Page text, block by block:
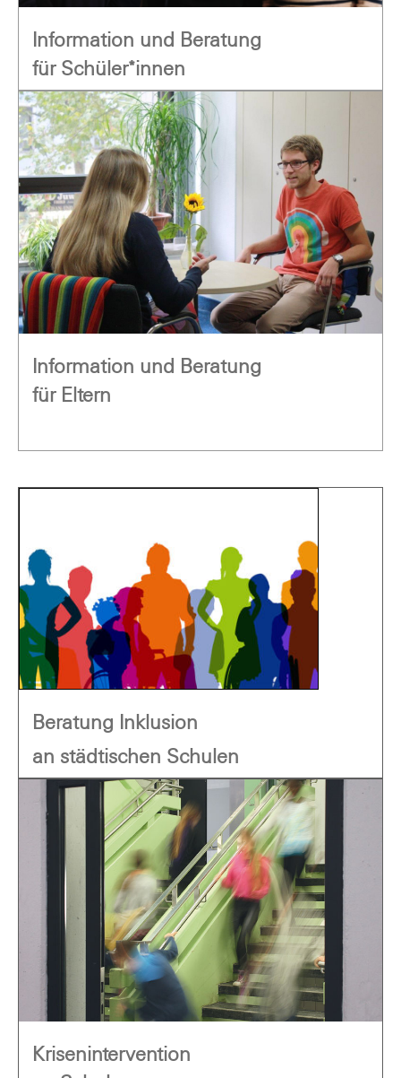
Information und Beratung
für Schüler*innen
Information und Beratung
für Eltern
Beratung Inklusion
an städtischen Schulen
Krisenintervention